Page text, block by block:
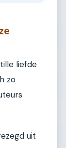
liefde
zo
uit